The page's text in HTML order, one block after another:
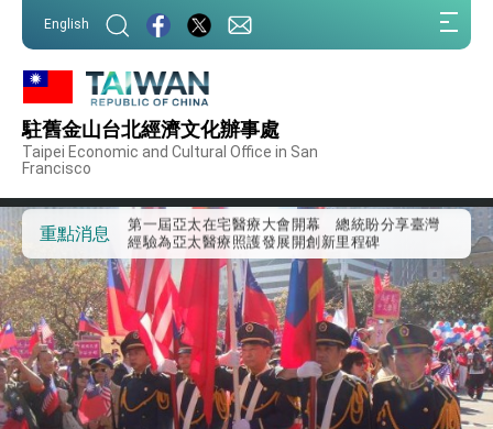
English
駐舊金山台北經濟文化辦事處
Taipei Economic and Cultural Office in San
Francisco
重點消息
外交部重要言論
我國政府將在美國亞利桑納州設立「駐鳳凰城辦
經驗為亞太醫療照護發展開創新里程碑
外交部發布WHA文宣影片「台灣醫療點亮世界」
及「台灣智慧醫療與健康產業展」預告短片，向
世界展現台灣守護全球健康的創新能量
總統出訪史瓦帝尼返國談話 強調臺灣人有權利
走向世界 盼與理念相近國家共同維護國際秩序
堅定走向世界 賴總統抵達史瓦帝尼王國進行國是
訪問
總統與五院院長新春茶敘 盼化分歧為團結、為
國家邁出合作第一步
總統農曆春節談話